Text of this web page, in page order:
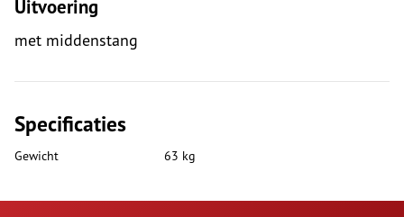
Uitvoering
met middenstang
Specificaties
Gewicht 63 kg